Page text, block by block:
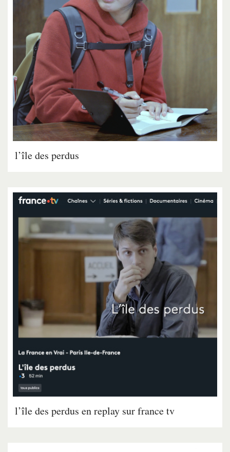
l’île des perdus
l’île des perdus en replay sur france tv